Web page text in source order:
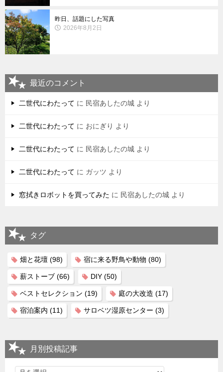
昨日、話題にした写真
2026年8月2日
最近のコメント
二世代にわたって に 民宿あしたの城 より
二世代にわたって に おにぎり より
二世代にわたって に 民宿あしたの城 より
二世代にわたって に ガッツ より
窓拭きロボットを買ってみた に 民宿あしたの城 より
タグ
畑と花壇 (98) 宿に来る野鳥や動物 (80)
薪ストーブ (66) DIY (50)
ベストセレクション (19) 庭の大改造 (17)
宿泊案内 (11) サロベツ湿原センター (3)
月別投稿記事